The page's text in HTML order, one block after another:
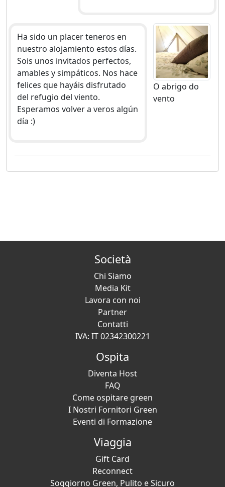
Ha sido un placer teneros en
nuestro alojamiento estos días.
Sois unos invitados perfectos,
amables y simpáticos. Nos hace
felices que hayáis disfrutado
del refugio del viento.
Esperamos volver a veros algún
día :)
O abrigo do
vento
Società
Chi Siamo
Media Kit
Lavora con noi
Partner
Contatti
IVA: IT 02342300221
Ospita
Diventa Host
FAQ
Come ospitare green
I Nostri Fornitori Green
Eventi di Formazione
Viaggia
Gift Card
Reconnect
Soggiorno Green, Pulito e Sicuro